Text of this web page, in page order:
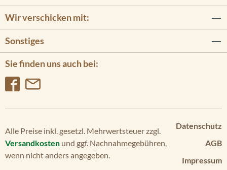
Sie finden uns auch bei:
Wir verschicken mit:
Sonstiges
Datenschutz
AGB
Impressum
Alle Preise inkl. gesetzl. Mehrwertsteuer zzgl.
Versandkosten und ggf. Nachnahmegebühren,
wenn nicht anders angegeben.